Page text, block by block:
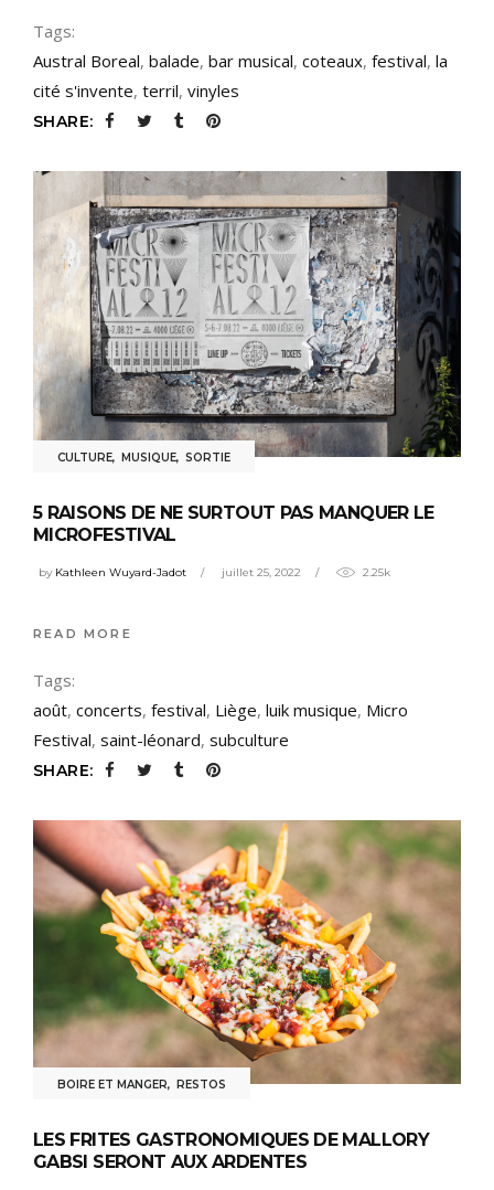
Tags:
Austral Boreal, balade, bar musical, coteaux, festival, la
cité s'invente, terril, vinyles
SHARE:
CULTURE, MUSIQUE, SORTIE
5 RAISONS DE NE SURTOUT PAS MANQUER LE
MICROFESTIVAL
by Kathleen Wuyard-Jadot juillet 25, 2022 2.25k
READ MORE
Tags:
août, concerts, festival, Liège, luik musique, Micro
Festival, saint-léonard, subculture
SHARE:
BOIRE ET MANGER, RESTOS
LES FRITES GASTRONOMIQUES DE MALLORY
GABSI SERONT AUX ARDENTES